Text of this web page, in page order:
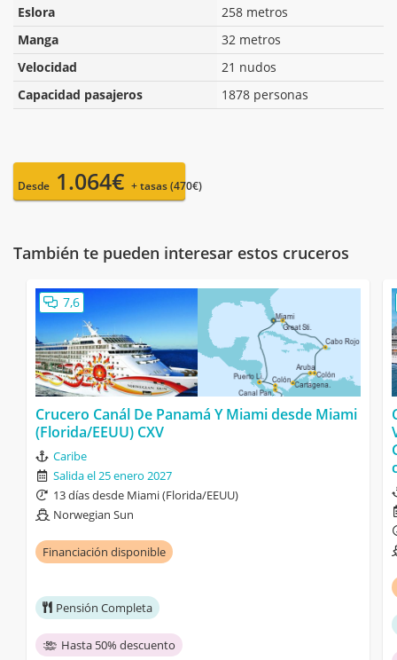
Eslora
258 metros
Manga
32 metros
Velocidad
21 nudos
Capacidad pasajeros
1878 personas
Desde 1.064€ + tasas (470€)
También te pueden interesar estos cruceros
7,6
Crucero Canál De Panamá Y Miami desde Miami
(Florida/EEUU) CXV
Caribe
Salida el 25 enero 2027
13 días desde Miami (Florida/EEUU)
Norwegian Sun
Financiación disponible
Pensión Completa
Hasta 50% descuento